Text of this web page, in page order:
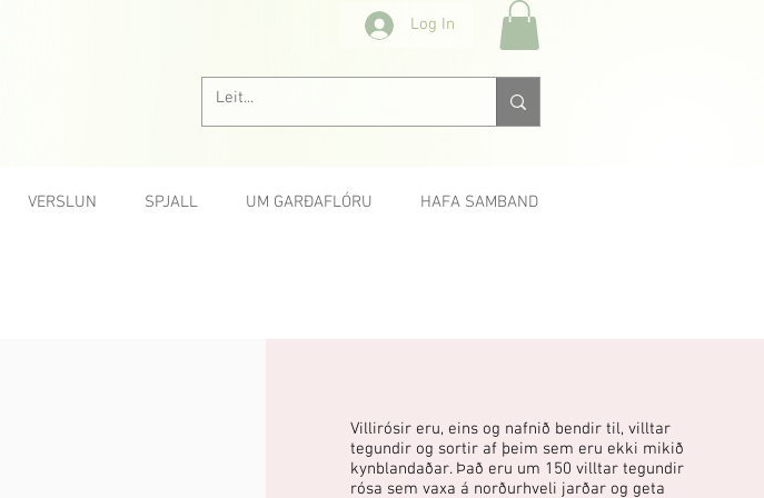
Log In
VERSLUN SPJALL UM GARÐAFLÓRU HAFA SAMBAND
Villirósir eru, eins og nafnið bendir til, villtar
tegundir og sortir af þeim sem eru ekki mikið
kynblandaðar. Það eru um 150 villtar tegundir
rósa sem vaxa á norðurhveli jarðar og geta